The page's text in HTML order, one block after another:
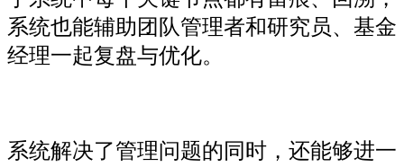
系统也能辅助团队管理者和研究员、基金
经理一起复盘与优化。
系统解决了管理问题的同时，还能够进一